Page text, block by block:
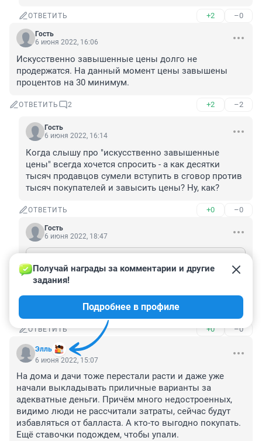
ОТВЕТИТЬ +2 –0
Гость
6 июня 2022, 16:06
Искусственно завышенные цены долго не
продержатся. На данный момент цены завышены
процентов на 30 минимум.
ОТВЕТИТЬ 2 +2 –2
Гость
6 июня 2022, 16:14
Когда слышу про "искусственно завышенные
цены" всегда хочется спросить - а как десятки
тысяч продавцов сумели вступить в сговор против
тысяч покупателей и завысить цены? Ну, как?
ОТВЕТИТЬ +0 –0
Гость
6 июня 2022, 18:47
Когда слышу про "искусственно завышенные цены" всегда хочется спросить - а как десятки тысяч продавцов сумели вступить в сговор против тысяч покупателей и завысить цены? Ну, как?
ну как как, вижу на сайте - дорожает, ну и я задрал
так же, жадность!
ОТВЕТИТЬ +0 –0
Элль
Получай награды за комментарии и другие
задания!
Подробнее в профиле
6 июня 2022, 15:07
На дома и дачи тоже перестали расти и даже уже
начали выкладывать приличные варианты за
адекватные деньги. Причём много недостроенных,
видимо люди не рассчитали затраты, сейчас будут
избавляться от балласта. А кто-то выгодно покупать.
Ещё ставочки подождем, чтобы упали.